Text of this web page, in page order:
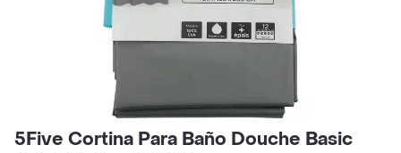
5Five Cortina Para Baño Douche Basic